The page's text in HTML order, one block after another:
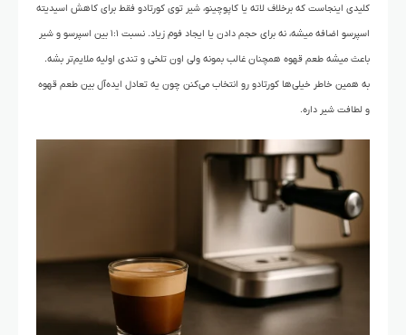
کلیدی اینجاست که برخلاف لاته یا کاپوچینو، شیر توی کورتادو فقط برای کاهش اسیدیته
اسپرسو اضافه میشه، نه برای حجم دادن یا ایجاد فوم زیاد. نسبت ۱:۱ بین اسپرسو و شیر
باعث میشه طعم قهوه همچنان غالب بمونه ولی اون تلخی و تندی اولیه ملایم‌تر بشه.
به همین خاطر خیلی‌ها کورتادو رو انتخاب می‌کنن چون یه تعادل ایده‌آل بین طعم قهوه
و لطافت شیر داره.